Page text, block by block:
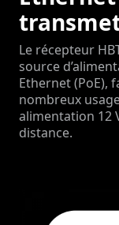
Le récepteur
source
Ethernet (PoE),
nombreux
alimentation 12
distance.